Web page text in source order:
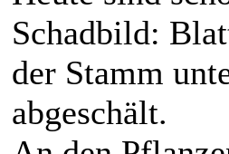
Schadbild:
der Stamm
abgeschält.